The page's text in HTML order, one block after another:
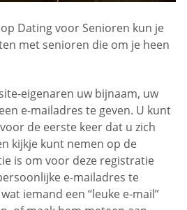
Dating voor Senioren kun je
met senioren die om je heen
eigenaren uw bijnaam, uw
e-mailadres te geven. U kunt
de eerste keer dat u zich
kijkje kunt nemen op de
is om voor deze registratie
e-mailadres te
iemand een “leuke e-mail”